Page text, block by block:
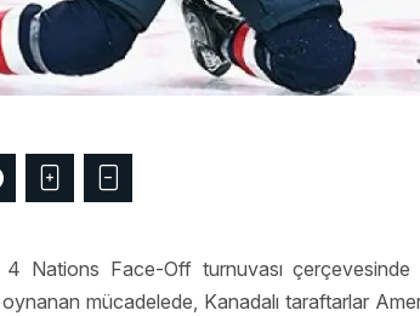
4 Nations Face-Off turnuvası çerçevesinde
mücadelede, Kanadalı taraftarlar